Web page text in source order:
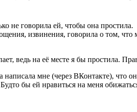
не говорила ей, чтобы она простила.
извинения, говорила о том,
ведь на её месте я бы простила.
написала мне (через ВКонтакте), что
бы ей нравиться на меня